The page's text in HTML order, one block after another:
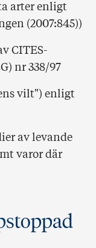
arter enligt
(2007:845))
CITES-
nr 338/97
vilt") enligt
av levande
varor där